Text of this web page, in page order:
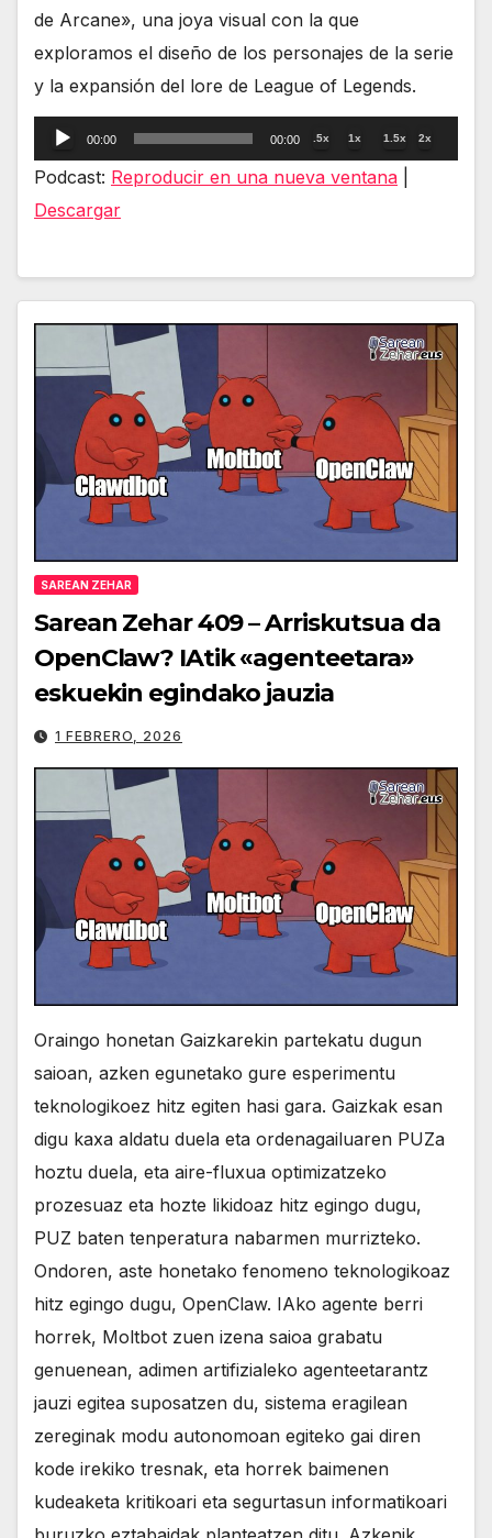
de Arcane», una joya visual con la que
exploramos el diseño de los personajes de la serie
y la expansión del lore de League of Legends.
Reproductor
de
00:00 00:00 .5x 1x 1.5x 2x
Podcast: Reproducir en una nueva ventana
Descargar
SAREAN ZEHAR
Sarean Zehar 409 – Arriskutsua da
OpenClaw? IAtik «agenteetara»
eskuekin egindako jauzia
1 FEBRERO, 2026
Oraingo honetan Gaizkarekin partekatu dugun
saioan, azken egunetako gure esperimentu
teknologikoez hitz egiten hasi gara. Gaizkak esan
digu kaxa aldatu duela eta ordenagailuaren PUZa
hoztu duela, eta aire-fluxua optimizatzeko
prozesuaz eta hozte likidoaz hitz egingo dugu,
PUZ baten tenperatura nabarmen murrizteko.
Ondoren, aste honetako fenomeno teknologikoaz
hitz egingo dugu, OpenClaw. IAko agente berri
horrek, Moltbot zuen izena saioa grabatu
genuenean, adimen artifizialeko agenteetarantz
jauzi egitea suposatzen du, sistema eragilean
zereginak modu autonomoan egiteko gai diren
kode irekiko tresnak, eta horrek baimenen
kudeaketa kritikoari eta segurtasun informatikoari